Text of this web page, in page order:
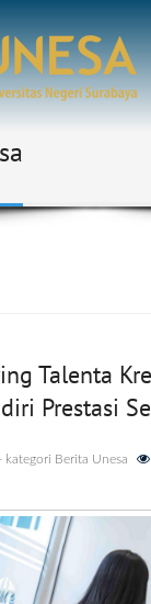
Talenta
Prestasi
- kategori Berita Unesa